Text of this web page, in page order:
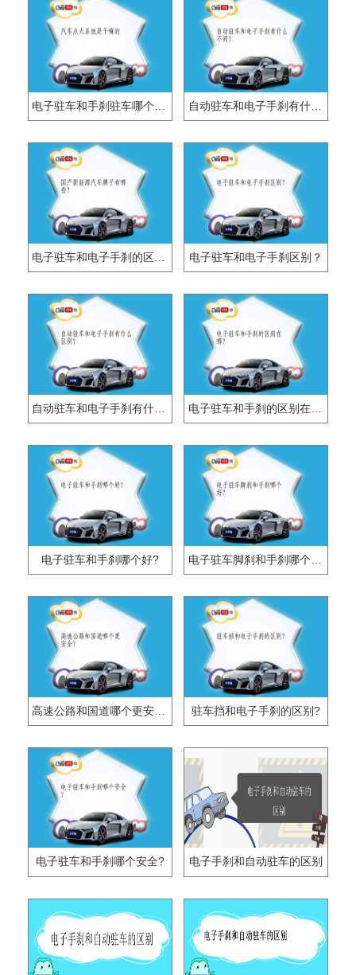
自动驻车和电子手刹有什么不同？
电子驻车和电子手刹区别？
电子驻车和手刹的区别在哪?
电子驻车和手刹哪个好?
驻车挡和电子手刹的区别?
电子驻车和手刹哪个安全? 电子手刹和自动驻车的区别